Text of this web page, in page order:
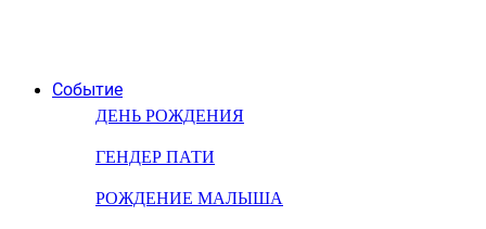
Событие
ДЕНЬ РОЖДЕНИЯ
ГЕНДЕР ПАТИ
РОЖДЕНИЕ МАЛЫША